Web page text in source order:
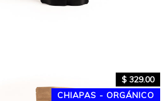
CHIAPAS - ORGÁNICO
Precio
habitual
$ 329.00